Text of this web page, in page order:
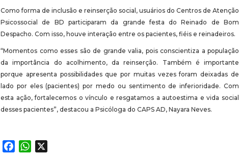
Como forma de inclusão e reinserção social, usuários do Centros de Atenção
Psicossocial de BD participaram da grande festa do Reinado de Bom
Despacho. Com isso, houve interação entre os pacientes, fiéis e reinadeiros.
“Momentos como esses são de grande valia, pois conscientiza a população
da importância do acolhimento, da reinserção. Também é importante
porque apresenta possibilidades que por muitas vezes foram deixadas de
lado por eles (pacientes) por medo ou sentimento de inferioridade. Com
esta ação, fortalecemos o vínculo e resgatamos a autoestima e vida social
desses pacientes”, destacou a Psicóloga do CAPS AD, Nayara Neves.
FacebookWhatsApp